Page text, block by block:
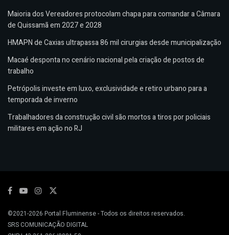
Maioria dos Vereadores protocolam chapa para comandar a Câmara
de Quissamã em 2027 e 2028
HMAPN de Caxias ultrapassa 86 mil cirurgias desde municipalização
Macaé desponta no cenário nacional pela criação de postos de
trabalho
Petrópolis investe em luxo, exclusividade e retiro urbano para a
temporada de inverno
Trabalhadores da construção civil são mortos a tiros por policiais
militares em ação no RJ
©2021-2026 Portal Fluminense- Todos os direitos reservados.
SRS COMUNICAÇÃO DIGITAL